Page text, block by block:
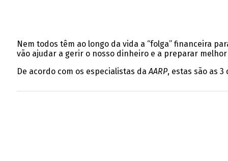
Nem todos têm ao longo da vida a “folga” financeira
vão ajudar a gerir o nosso dinheiro e a preparar
De acordo com os especialistas da AARP, estas são as